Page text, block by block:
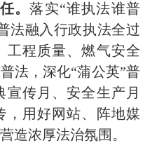
。落实“谁执法谁普
法融入行政执法全过
工程质量、燃气安全
法，深化“蒲公英”普
传月、安全生产月
，用好网站、阵地媒
造浓厚法治氛围。